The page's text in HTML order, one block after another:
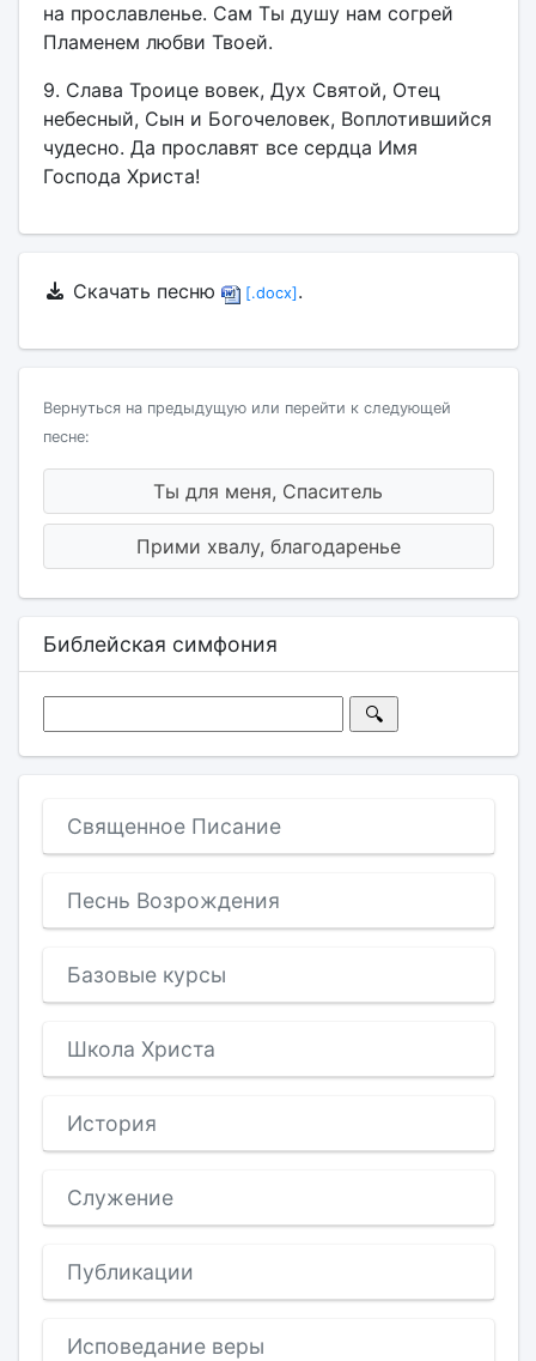
на прославленье. Сам Ты душу нам согрей
Пламенем любви Твоей.
9. Слава Троице вовек, Дух Святой, Отец
небесный, Сын и Богочеловек, Воплотившийся
чудесно. Да прославят все сердца Имя
Господа Христа!
Скачать песню [.docx] .
Вернуться на предыдущую или перейти к следующей
песне:
Ты для меня, Спаситель
Прими хвалу, благодаренье
Библейская симфония
Священное Писание
Песнь Возрождения
Базовые курсы
Школа Христа
История
Служение
Публикации
Исповедание веры